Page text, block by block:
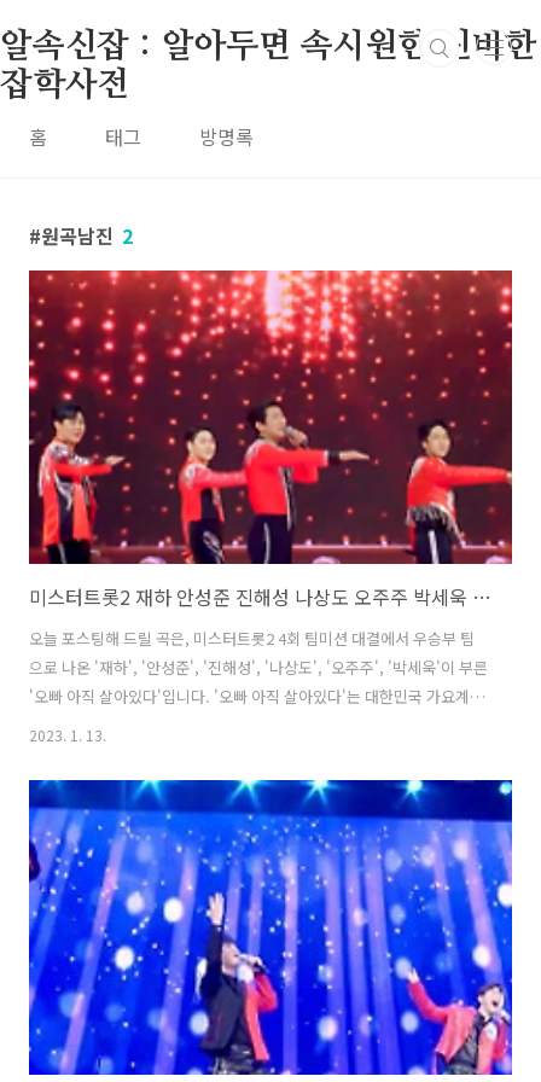
알속신잡 : 알아두면 속시원한 신비한
잡학사전
홈 태그 방명록
원곡남진 2
미스터트롯2 재하 안성준 진해성 나상도 오주주 박세욱 오빠 아직 살아있다 남진 뮤비 해석 곡설명
오늘 포스팅해 드릴 곡은, 미스터트롯2 4회 팀미션 대결에서 우승부 팀
으로 나온 '재하', '안성준', '진해성', '나상도', '오주주', '박세욱'이 부른
'오빠 아직 살아있다'입니다. '오빠 아직 살아있다'는 대한민국 가요계의
살아있는 전설 '남진'이 2020년에 발매한 싱글로, '어쿠맨'이 작사, 작곡
시지를 담아 듣는 이들을 응원하는 신나는 노래입니다. 뮤직비디오에 '설
운도', '진성', '홍진영', '윤수현', '류지광', '김수찬'이 출연해 화제가 되
었습니다. 최강 팀웍으로 완성한 6명 '재하', '안성준', '진해성', '나상
도', '오주주', '박세욱'이 완벽한 합을 맞춰 선보인 정열적인 라틴 댄스로
모두를 사로잡았습니다. ..
2023. 1. 13.